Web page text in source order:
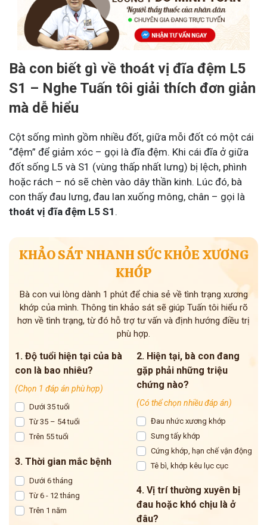
Bà con biết gì về thoát vị đĩa đệm L5
S1 – Nghe Tuấn tôi giải thích đơn giản
mà dễ hiểu
Cột sống mình gồm nhiều đốt, giữa mỗi đốt có một cái
“đệm” để giảm xóc – gọi là đĩa đệm. Khi cái đĩa ở giữa
đốt sống L5 và S1 (vùng thấp nhất lưng) bị lệch, phình
hoặc rách – nó sẽ chèn vào dây thần kinh. Lúc đó, bà
con thấy đau lưng, đau lan xuống mông, chân – gọi là
thoát vị đĩa đệm L5 S1 .
KHẢO SÁT NHANH SỨC KHỎE XƯƠNG
KHỚP
Bà con vui lòng dành 1 phút để chia sẻ về tình trạng xương
khớp của mình. Thông tin khảo sát sẽ giúp Tuấn tôi hiểu rõ
hơn về tình trạng, từ đó hỗ trợ tư vấn và định hướng điều trị
phù hợp.
1. Độ tuổi hiện tại của bà
con là bao nhiêu?
(Chọn 1 đáp án phù hợp)
Dưới 35 tuổi
Từ 35 – 54 tuổi
Trên 55 tuổi
3. Thời gian mắc bệnh
Dưới 6 tháng
Từ 6 - 12 tháng
Trên 1 năm
2. Hiện tại, bà con đang
gặp phải những triệu
chứng nào?
(Có thể chọn nhiều đáp án)
Đau nhức xương khớp
Sưng tấy khớp
Cứng khớp, hạn chế vận động
Tê bì, khớp kêu lục cục
4. Vị trí thường xuyên bị
đau hoặc khó chịu là ở
đâu?